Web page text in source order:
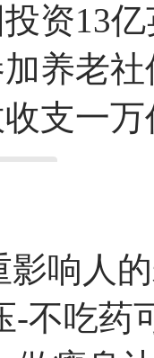
资13
养老
支一
影响人
-不吃药